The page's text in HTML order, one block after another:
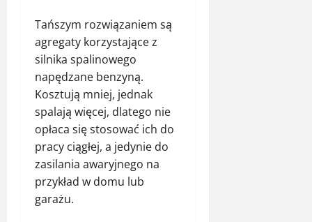
Tańszym rozwiązaniem są
agregaty korzystające z
silnika spalinowego
napędzane benzyną.
Kosztują mniej, jednak
spalają więcej, dlatego nie
opłaca się stosować ich do
pracy ciągłej, a jedynie do
zasilania awaryjnego na
przykład w domu lub
garażu.